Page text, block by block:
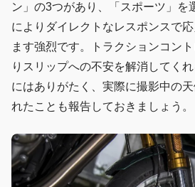
ン」の3つがあり、「スポーツ」を
によりダイレクトなレスポンスで
ます強烈です。トラクションコン
りスリップへの不安を解消してく
にはありがたく、実際に撮影中の
れたことも報告しておきましょう。